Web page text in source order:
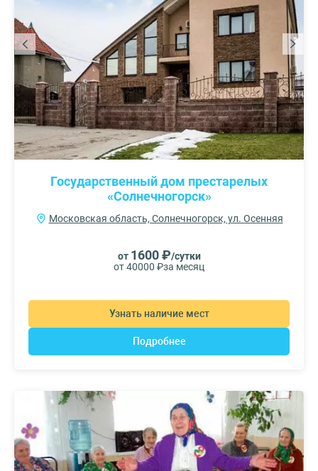
Государственный дом престарелых
«Солнечногорск»
Московская область, Солнечногорск, ул. Осенняя
от 1600 ₽/сутки
от 40000 ₽за месяц
Узнать наличие мест
Подробнее